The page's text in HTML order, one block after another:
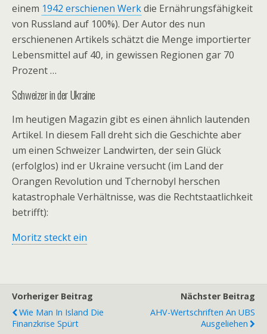
einem 1942 erschienen Werkdie Ernährungsfähigkeit
von Russland auf 100%). Der Autor des nun
erschienenen Artikels schätzt die Menge importierter
Lebensmittel auf 40, in gewissen Regionen gar 70
Prozent …
Schweizer in der Ukraine
Im heutigen Magazin gibt es einen ähnlich lautenden
Artikel. In diesem Fall dreht sich die Geschichte aber
um einen Schweizer Landwirten, der sein Glück
(erfolglos) ind er Ukraine versucht (im Land der
Orangen Revolution und Tchernobyl herschen
katastrophale Verhältnisse, was die Rechtstaatlichkeit
betrifft):
Moritz steckt ein
Vorheriger Beitrag
Wie Man In Island Die
Finanzkrise Spürt
Nächster Beitrag
AHV-Wertschriften An UBS
Ausgeliehen